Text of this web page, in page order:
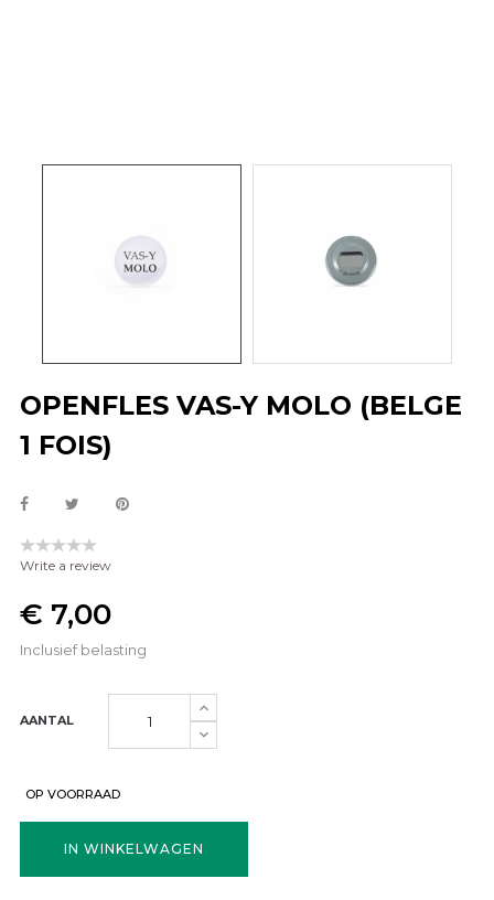
OPENFLES VAS-Y MOLO (BELGE
1 FOIS)
Write a review
€ 7,00
Inclusief belasting
AANTAL
OP VOORRAAD
IN WINKELWAGEN